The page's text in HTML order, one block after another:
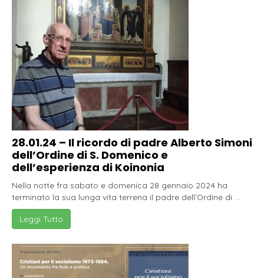
28.01.24 – Il ricordo di padre Alberto Simoni
dell’Ordine di S. Domenico e
dell’esperienza di Koinonia
Nella notte fra sabato e domenica 28 gennaio 2024 ha
terminato la sua lunga vita terrena il padre dell’Ordine di ...
Leggi Tutto